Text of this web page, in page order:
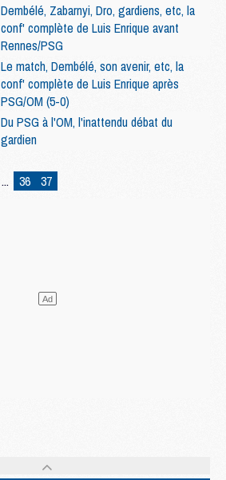
Dembélé, Zabarnyi, Dro, gardiens, etc, la
conf' complète de Luis Enrique avant
Rennes/PSG
Le match, Dembélé, son avenir, etc, la
conf' complète de Luis Enrique après
PSG/OM (5-0)
Du PSG à l'OM, l'inattendu débat du
gardien
... 36 37